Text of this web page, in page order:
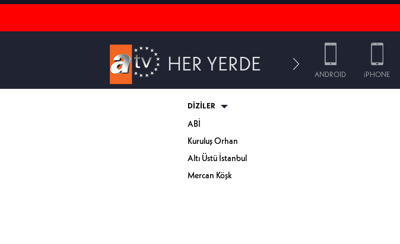
HER YERDE ANDROID iPHONE
DİZİLER
ABİ
Kuruluş Orhan
Altı Üstü İstanbul
Mercan Köşk